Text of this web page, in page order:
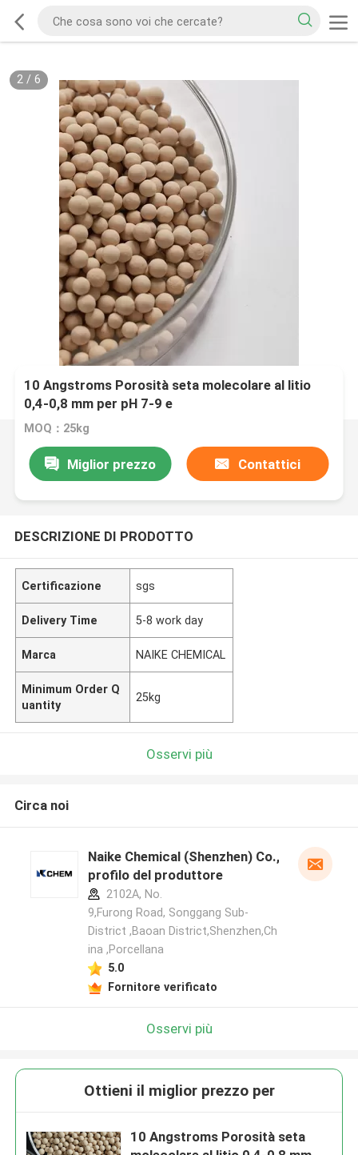
2/ 6
10 Angstroms Porosità seta molecolare al litio
0,4-0,8 mm per pH 7-9 e
MOQ：25kg
Miglior prezzo Contattici
DESCRIZIONE DI PRODOTTO
Certificazione sgs
Delivery Time 5-8 work day
Marca NAIKE CHEMICAL
Minimum Order Q
uantity
25kg
Osservi più
Circa noi
Naike Chemical (Shenzhen) Co., Ltd
profilo del produttore
2102A, No.
9,Furong Road, Songgang Sub-
District ,Baoan District,Shenzhen,Ch
ina ,Porcellana
5.0
Fornitore verificato
Osservi più
Ottieni il miglior prezzo per
10 Angstroms Porosità seta